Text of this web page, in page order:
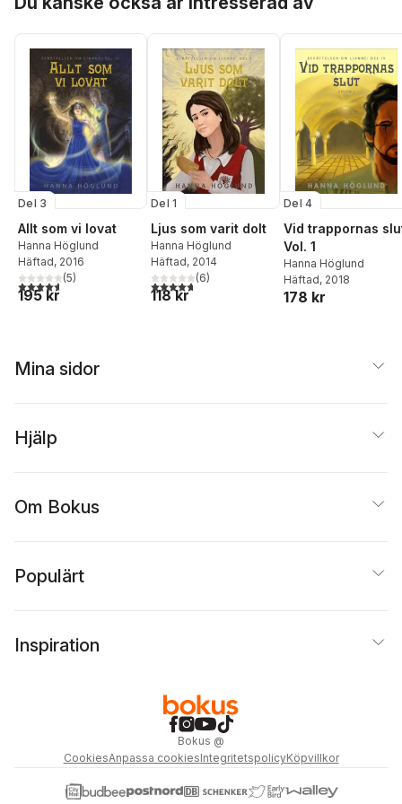
Del 3
Allt som vi lovat
Hanna Höglund
Häftad, 2016
4,6utav 5 stjärnor. Totalt antal röster:
(5)
195 kr
Del 1
Ljus som varit dolt
Hanna Höglund
Häftad, 2014
4,7utav 5 stjärnor. Totalt antal röster:
(6)
118 kr
Del 4
Vid trappornas
Vol. 1
Hanna Höglund
Häftad, 2018
178 kr
Mina sidor
Hjälp
Om Bokus
Populärt
Inspiration
Bokus @
CookiesAnpassa cookiesIntegritetspolicyKöpvillkor